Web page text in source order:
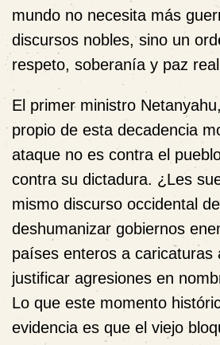
mundo no necesita más
discursos nobles, sino un
respeto, soberanía y paz
El primer ministro
propio de esta decadencia
ataque no es contra el
contra su dictadura. ¿Les
mismo discurso occidental
deshumanizar gobiernos
países enteros a caricaturas
justificar agresiones en
Lo que este momento
evidencia es que el viejo